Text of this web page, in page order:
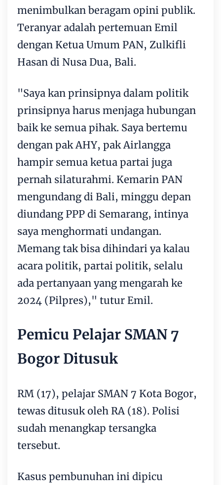
menimbulkan beragam opini publik.
Teranyar adalah pertemuan Emil
dengan Ketua Umum PAN, Zulkifli
Hasan di Nusa Dua, Bali.
"Saya kan prinsipnya dalam politik
prinsipnya harus menjaga hubungan
baik ke semua pihak. Saya bertemu
dengan pak AHY, pak Airlangga
hampir semua ketua partai juga
pernah silaturahmi. Kemarin PAN
mengundang di Bali, minggu depan
diundang PPP di Semarang, intinya
saya menghormati undangan.
Memang tak bisa dihindari ya kalau
acara politik, partai politik, selalu
ada pertanyaan yang mengarah ke
2024 (Pilpres)," tutur Emil.
Pemicu Pelajar SMAN 7
Bogor Ditusuk
RM (17), pelajar SMAN 7 Kota Bogor,
tewas ditusuk oleh RA (18). Polisi
sudah menangkap tersangka
tersebut.
Kasus pembunuhan ini dipicu